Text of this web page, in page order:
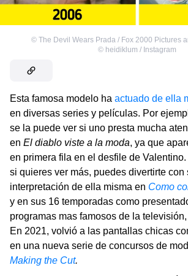
© The Devil Wears Prada / Fox 2000 Pictures
© heidiklum / Instagram
Esta famosa modelo ha actuado de ella
en diversas series y películas. Por
se la puede ver si uno presta mucha
en El diablo viste a la moda, ya que
en primera fila en el desfile de
si quieres ver más, puedes divertirte con
interpretación de ella misma en Como
y en sus 16 temporadas como
programas mas famosos de la televisión,
En 2021, volvió a las pantallas chicas
en una nueva serie de concursos de
Making the Cut.